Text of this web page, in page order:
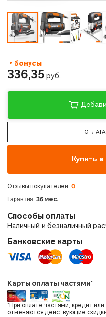
+ бонусы
336,35 руб.
Купить
Отзывы покупателей: 0
Гарантия: 36 мес.
Способы оплаты
Наличный и безналичный
Банковские карты
Карты оплаты частями*
*При оплате частями, кредит
отменяются действующие